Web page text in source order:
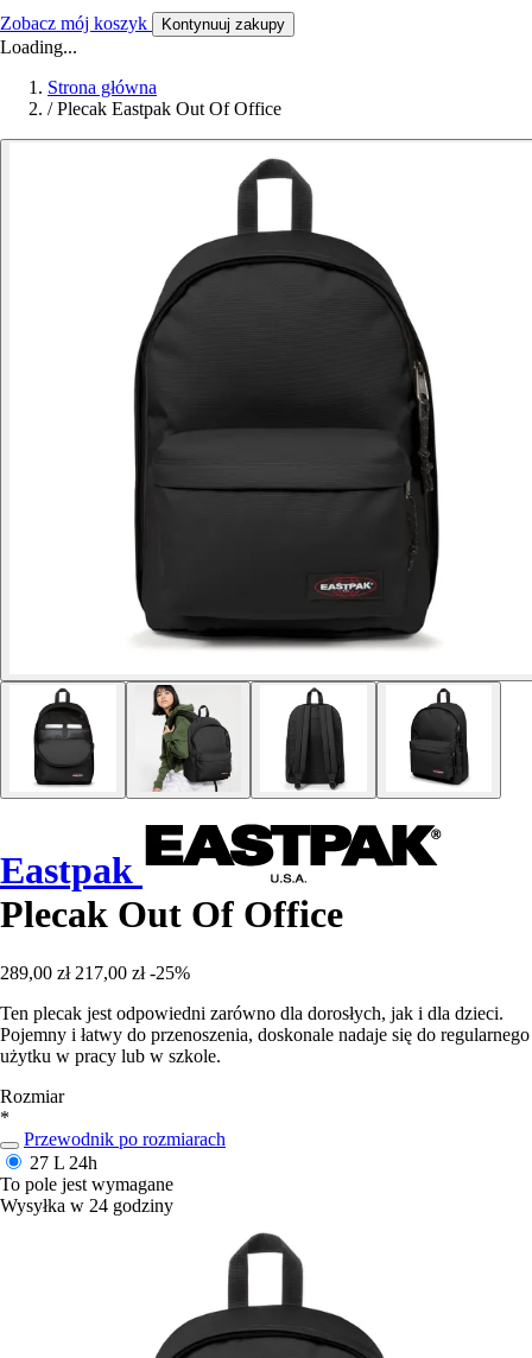
Zobacz mój koszyk Kontynuuj zakupy
Loading...
Strona główna
/ Plecak Eastpak Out Of Office
Eastpak
Plecak Out Of Office
289,00 zł 217,00 zł -25%
Ten plecak jest odpowiedni zarówno dla dorosłych, jak i dla dzieci.
Pojemny i łatwy do przenoszenia, doskonale nadaje się do regularnego
użytku w pracy lub w szkole.
Rozmiar
*
Przewodnik po rozmiarach
27 L 24h
To pole jest wymagane
Wysyłka w 24 godziny